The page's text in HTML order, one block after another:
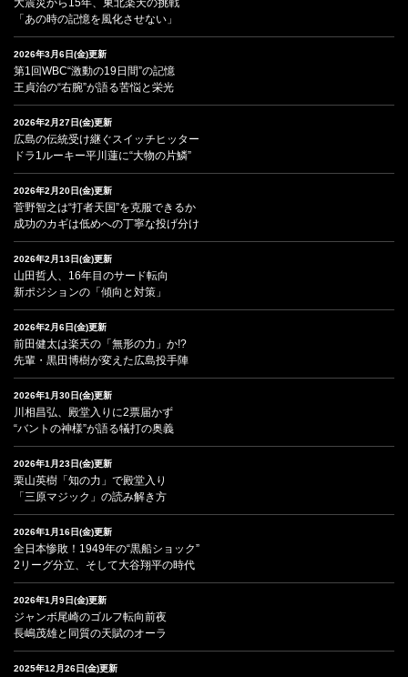
大震災から15年、東北楽天の挑戦
「あの時の記憶を風化させない」
2026年3月6日(金)更新
第1回WBC“激動の19日間”の記憶
王貞治の“右腕”が語る苦悩と栄光
2026年2月27日(金)更新
広島の伝統受け継ぐスイッチヒッター
ドラ1ルーキー平川蓮に“大物の片鱗”
2026年2月20日(金)更新
菅野智之は“打者天国”を克服できるか
成功のカギは低めへの丁寧な投げ分け
2026年2月13日(金)更新
山田哲人、16年目のサード転向
新ポジションの「傾向と対策」
2026年2月6日(金)更新
前田健太は楽天の「無形の力」か!?
先輩・黒田博樹が変えた広島投手陣
2026年1月30日(金)更新
川相昌弘、殿堂入りに2票届かず
“バントの神様”が語る犠打の奥義
2026年1月23日(金)更新
栗山英樹「知の力」で殿堂入り
「三原マジック」の読み解き方
2026年1月16日(金)更新
全日本惨敗！1949年の“黒船ショック”
2リーグ分立、そして大谷翔平の時代
2026年1月9日(金)更新
ジャンボ尾崎のゴルフ転向前夜
長嶋茂雄と同質の天賦のオーラ
2025年12月26日(金)更新